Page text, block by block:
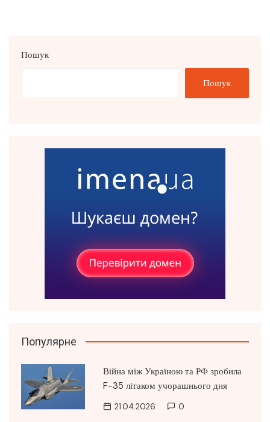
Пошук
Пошук
Популярне
Війна між Україною та РФ зробила
F-35 літаком учорашнього дня
21.04.2026 0